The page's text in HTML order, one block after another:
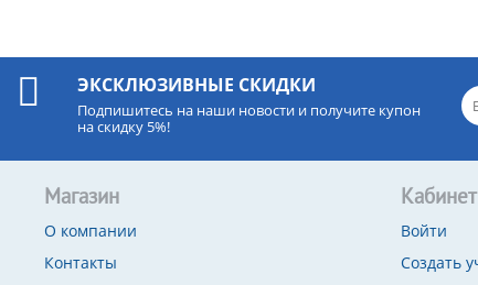
ЭКСКЛЮЗИВНЫЕ СКИДКИ
Подпишитесь на наши новости и получите купон
на скидку 5%!
Магазин
О компании
Контакты
Войти
Создать